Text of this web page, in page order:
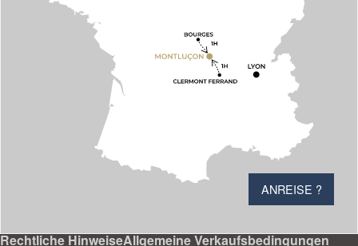
ANREISE ?
Rechtliche HinweiseAllgemeine Verkaufsbedingungen